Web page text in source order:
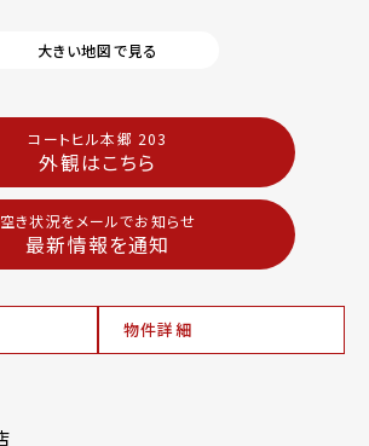
大きい地図で見る
コートヒル本郷 203
外観はこちら
空き状況をメールでお知らせ
最新情報を通知
物件詳細